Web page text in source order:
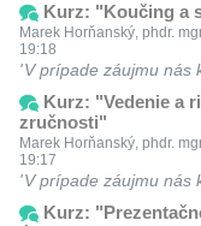
Kurz: "Koučing a
Marek Horňanský, phdr.
19:18
V prípade záujmu nás
Kurz: "Vedenie a
zručnosti"
Marek Horňanský, phdr.
19:17
V prípade záujmu nás
Kurz: